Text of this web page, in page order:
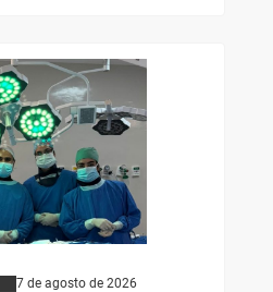
7 de agosto de 2026